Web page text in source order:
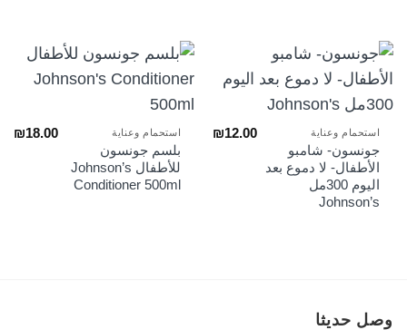
استحمام وعناية
جونسون- شامبو
الأطفال- لا دموع بعد
اليوم 300مل
Johnson’s
₪12.00 استحمام وعناية
بلسم جونسون
للأطفال Johnson’s
Conditioner 500ml
₪18.00
وصل حديثا